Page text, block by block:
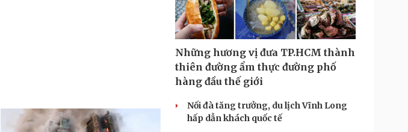
Những hương vị đưa TP.HCM thành
thiên đường ẩm thực đường phố
hàng đầu thế giới
Nối đà tăng trưởng, du lịch Vĩnh Long
hấp dẫn khách quốc tế